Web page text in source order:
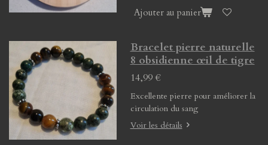
Ajouter au panier
Bracelet pierre naturelle
8 obsidienne œil de tigre
14,99 €
Excellente pierre pour améliorer la
circulation du sang
Voir les détails